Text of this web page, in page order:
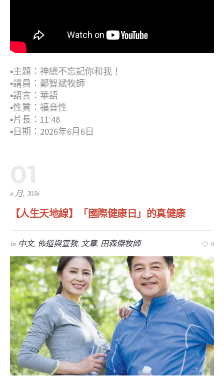
▪︎主題：神總不忘記你和我！
▪︎講員：鄭智斌牧師
▪︎語言：華語
▪︎性質：福音性
▪︎片長：11:48
▪︎日期：2026年6月6日
6 月, 2026
【人生天地線】「國際健康日」的真健康
in 中文, 佈道與宣教,文章, 田森傑牧師 0